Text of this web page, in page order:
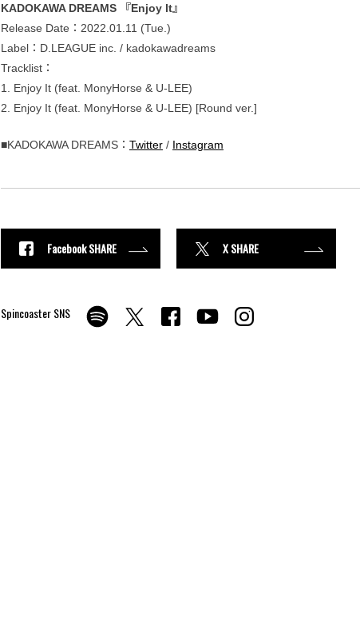
KADOKAWA DREAMS 『Enjoy It』
Release Date：2022.01.11 (Tue.)
Label：D.LEAGUE inc. / kadokawadreams
Tracklist：
1. Enjoy It (feat. MonyHorse & U-LEE)
2. Enjoy It (feat. MonyHorse & U-LEE) [Round ver.]
■KADOKAWA DREAMS： Twitter / Instagram
Facebook SHARE X SHARE
Spincoaster SNS